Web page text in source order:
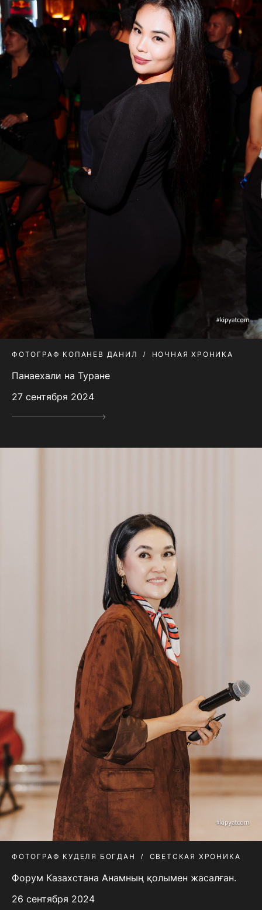
ФОТОГРАФ КОПАНЕВ ДАНИЛ НОЧНАЯ ХРОНИКА
Панаехали на Туране
27 сентября 2024
ФОТОГРАФ КУДЕЛЯ БОГДАН СВЕТСКАЯ ХРОНИКА
Форум Казахстана Анамның қолымен жасалған.
26 сентября 2024